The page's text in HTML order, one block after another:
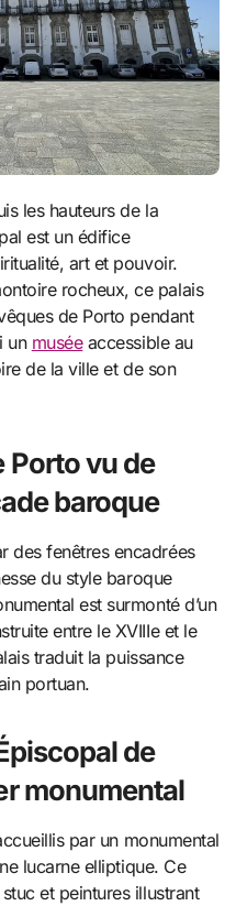
est un édifice
art et pouvoir.
rocheux, ce palais
de Porto pendant
un muséeaccessible au
de la ville et de son
Porto vu de
baroque
des fenêtres encadrées
du style baroque
est surmonté d’un
entre le XVIIIe et le
traduit la puissance
portuan.
de
monumental
par un monumental
lucarne elliptique. Ce
et peintures illustrant